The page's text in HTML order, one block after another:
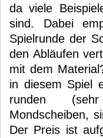
da viele
sind. Dabei
Spielrunde der
den Abläufen
mit dem
in diesem Spiel
runden
Mondscheiben,
Der Preis ist